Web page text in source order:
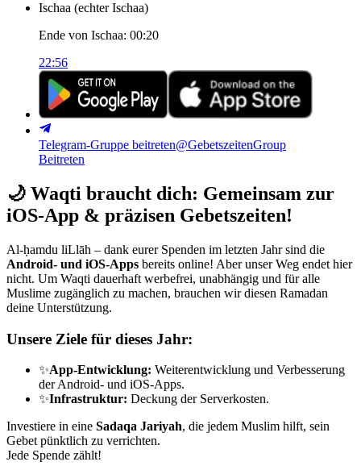
Ischaa (echter Ischaa)
Ende von Ischaa: 00:20
22:56
Telegram-Gruppe beitreten@GebetszeitenGroup
Beitreten
🌙 Waqti braucht dich: Gemeinsam zur
iOS-App & präzisen Gebetszeiten!
Al-ḥamdu liLlāh – dank eurer Spenden im letzten Jahr sind die
Android- und iOS-Apps bereits online! Aber unser Weg endet hier
nicht. Um Waqti dauerhaft werbefrei, unabhängig und für alle
Muslime zugänglich zu machen, brauchen wir diesen Ramadan
deine Unterstützung.
Unsere Ziele für dieses Jahr:
✨App-Entwicklung: Weiterentwicklung und Verbesserung
der Android- und iOS-Apps.
✨Infrastruktur: Deckung der Serverkosten.
Investiere in eine Sadaqa Jariyah, die jedem Muslim hilft, sein
Gebet pünktlich zu verrichten.
Jede Spende zählt!